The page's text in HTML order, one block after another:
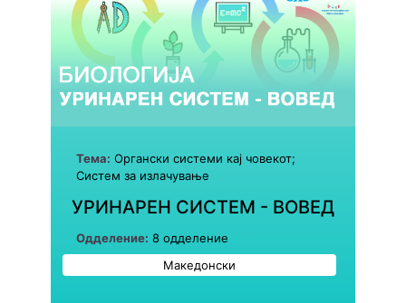
Тема: Органски системи кај човекот;
Систем за излачување
УРИНАРЕН СИСТЕМ - ВОВЕД
Одделение: 8 одделение
Македонски